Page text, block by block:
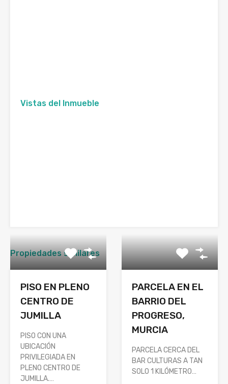
Vistas del Inmueble
Propiedades similares
PISO EN PLENO
CENTRO DE
JUMILLA
PISO CON UNA
UBICACIÓN
PRIVILEGIADA EN
PLENO CENTRO DE
JUMILLA.…
PARCELA EN EL
BARRIO DEL
PROGRESO,
MURCIA
PARCELA CERCA DEL
BAR CULTURAS A TAN
SOLO 1 KILÓMETRO…